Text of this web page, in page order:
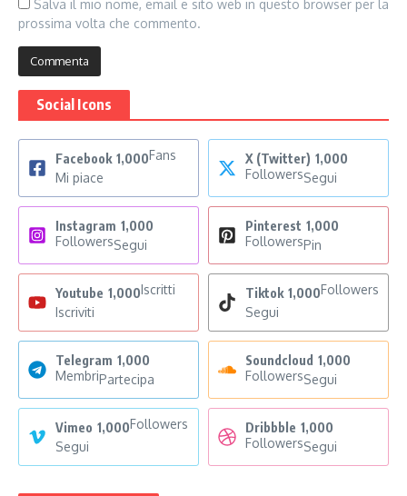
Salva il mio nome, email e sito web in questo browser per la
prossima volta che commento.
Social Icons
Facebook 1,000Fans
Mi piace
X (Twitter) 1,000
FollowersSegui
Instagram 1,000
FollowersSegui
Pinterest 1,000
FollowersPin
Youtube 1,000Iscritti
Iscriviti
Tiktok 1,000Followers
Segui
Telegram 1,000
MembriPartecipa
Soundcloud 1,000
FollowersSegui
Vimeo 1,000Followers
Segui
Dribbble 1,000
FollowersSegui